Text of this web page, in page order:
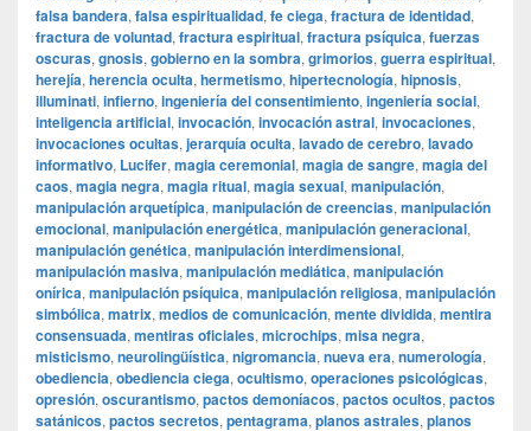
falsa bandera, falsa espiritualidad, fe ciega, fractura de identidad,
fractura de voluntad, fractura espiritual, fractura psíquica, fuerzas
oscuras, gnosis, gobierno en la sombra, grimorios, guerra espiritual,
herejía, herencia oculta, hermetismo, hipertecnología, hipnosis,
illuminati, infierno, ingeniería del consentimiento, ingeniería social,
inteligencia artificial, invocación, invocación astral, invocaciones,
invocaciones ocultas, jerarquía oculta, lavado de cerebro, lavado
informativo, Lucifer, magia ceremonial, magia de sangre, magia del
caos, magia negra, magia ritual, magia sexual, manipulación,
manipulación arquetípica, manipulación de creencias, manipulación
emocional, manipulación energética, manipulación generacional,
manipulación genética, manipulación interdimensional,
manipulación masiva, manipulación mediática, manipulación
onírica, manipulación psíquica, manipulación religiosa, manipulación
simbólica, matrix, medios de comunicación, mente dividida, mentira
consensuada, mentiras oficiales, microchips, misa negra,
misticismo, neurolingüística, nigromancia, nueva era, numerología,
obediencia, obediencia ciega, ocultismo, operaciones psicológicas,
opresión, oscurantismo, pactos demoníacos, pactos ocultos, pactos
satánicos, pactos secretos, pentagrama, planos astrales, planos